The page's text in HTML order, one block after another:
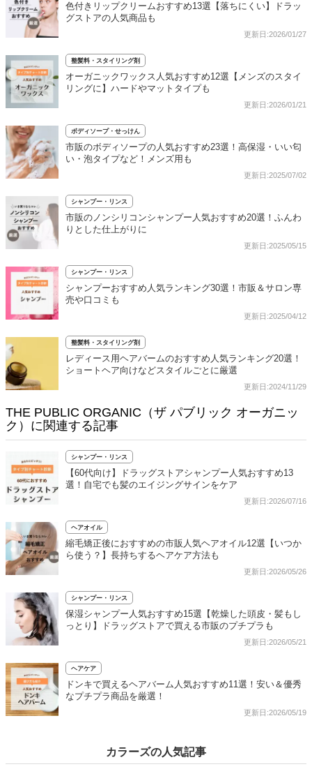
色付きリップクリームおすすめ13選【落ちにくい】ドラッ
グストアの人気商品も
更新日:2026/01/27
整髪料・スタイリング剤
オーガニックワックス人気おすすめ12選【メンズのスタイ
リングに】ハードやマットタイプも
更新日:2026/01/21
ボディソープ・せっけん
市販のボディソープの人気おすすめ23選！高保湿・いい匂
い・泡タイプなど！メンズ用も
更新日:2025/07/02
シャンプー・リンス
市販のノンシリコンシャンプー人気おすすめ20選！ふんわ
りとした仕上がりに
更新日:2025/05/15
シャンプー・リンス
シャンプーおすすめ人気ランキング30選！市販＆サロン専
売や口コミも
更新日:2025/04/12
整髪料・スタイリング剤
レディース用ヘアバームのおすすめ人気ランキング20選！
ショートヘア向けなどスタイルごとに厳選
更新日:2024/11/29
THE PUBLIC ORGANIC（ザ パブリック オーガニッ
ク）に関連する記事
シャンプー・リンス
【60代向け】ドラッグストアシャンプー人気おすすめ13
選！自宅でも髪のエイジングサインをケア
更新日:2026/07/16
ヘアオイル
縮毛矯正後におすすめの市販人気ヘアオイル12選【いつか
ら使う？】長持ちするヘアケア方法も
更新日:2026/05/26
シャンプー・リンス
保湿シャンプー人気おすすめ15選【乾燥した頭皮・髪もし
っとり】ドラッグストアで買える市販のプチプラも
更新日:2026/05/21
ヘアケア
ドンキで買えるヘアバーム人気おすすめ11選！安い＆優秀
なプチプラ商品を厳選！
更新日:2026/05/19
カラーズの人気記事